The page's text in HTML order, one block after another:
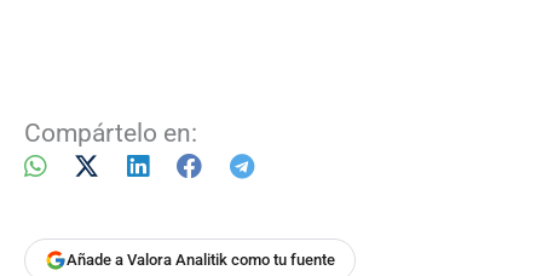
Compártelo en:
Añade a Valora Analitik como tu fuente